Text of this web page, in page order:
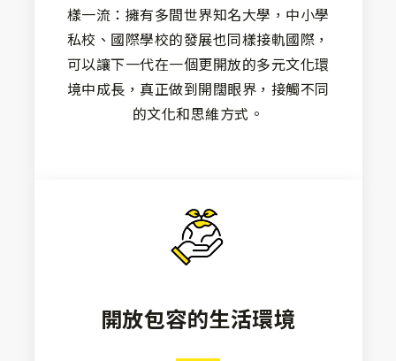
樣一流：擁有多間世界知名大學，中小學
私校、國際學校的發展也同樣接軌國際，
可以讓下一代在一個更開放的多元文化環
境中成長，真正做到開闊眼界，接觸不同
的文化和思維方式。
開放包容的生活環境